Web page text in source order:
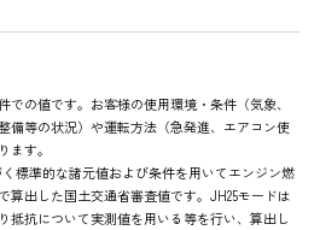
の値です。お客様の使用環境・条件（気象、
備等の状況）や運転方法（急発進、エアコン使
ます。
標準的な諸元値および条件を用いてエンジン燃
算出した国土交通省審査値です。JH25モードは
抵抗について実測値を用いる等を行い、算出し